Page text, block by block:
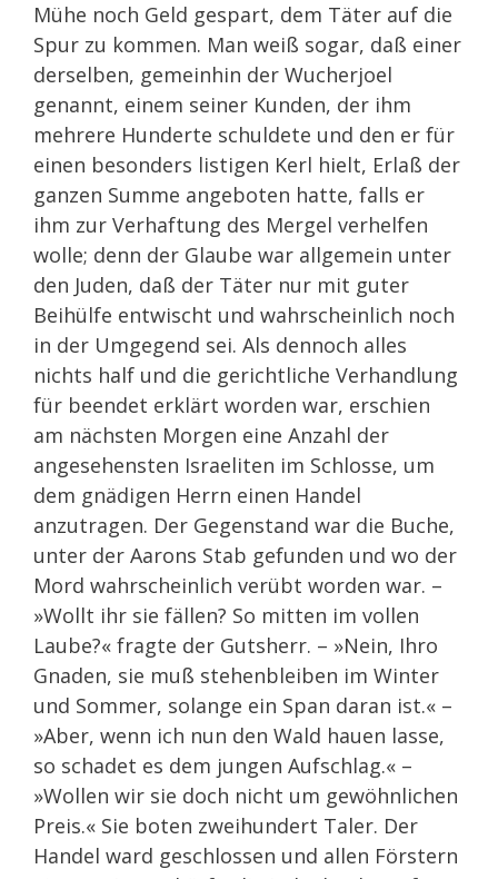
Mühe noch Geld gespart, dem Täter auf die
Spur zu kommen. Man weiß sogar, daß einer
derselben, gemeinhin der Wucherjoel
genannt, einem seiner Kunden, der ihm
mehrere Hunderte schuldete und den er für
einen besonders listigen Kerl hielt, Erlaß der
ganzen Summe angeboten hatte, falls er
ihm zur Verhaftung des Mergel verhelfen
wolle; denn der Glaube war allgemein unter
den Juden, daß der Täter nur mit guter
Beihülfe entwischt und wahrscheinlich noch
in der Umgegend sei. Als dennoch alles
nichts half und die gerichtliche Verhandlung
für beendet erklärt worden war, erschien
am nächsten Morgen eine Anzahl der
angesehensten Israeliten im Schlosse, um
dem gnädigen Herrn einen Handel
anzutragen. Der Gegenstand war die Buche,
unter der Aarons Stab gefunden und wo der
Mord wahrscheinlich verübt worden war. –
»Wollt ihr sie fällen? So mitten im vollen
Laube?« fragte der Gutsherr. – »Nein, Ihro
Gnaden, sie muß stehenbleiben im Winter
und Sommer, solange ein Span daran ist.« –
»Aber, wenn ich nun den Wald hauen lasse,
so schadet es dem jungen Aufschlag.« –
»Wollen wir sie doch nicht um gewöhnlichen
Preis.« Sie boten zweihundert Taler. Der
Handel ward geschlossen und allen Förstern